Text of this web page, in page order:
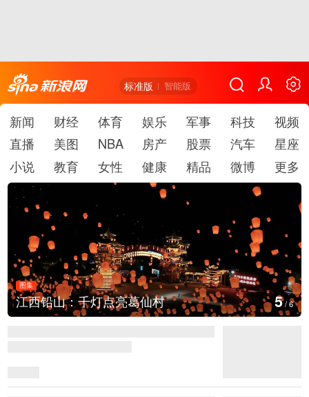
标准版 智能版
新闻 财经 体育 娱乐 军事 科技
视频
直播
美图 NBA 房产 股票 汽车
星座
小说
教育 女性 健康 精品 微博 更多
村
图集
上海：七彩稻田画迎最
6/6